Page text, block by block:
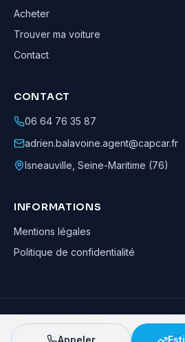
Acheter
Trouver ma voiture
Contact
CONTACT
06 64 76 35 87
adrien.balavoine.agent@capcar.fr
Isneauville Seine-Maritime (76)
INFORMATIONS
Mentions légales
Politique de confidentialité
Adrien Balavoine—Agent automobile
· Tous droits
Appeler